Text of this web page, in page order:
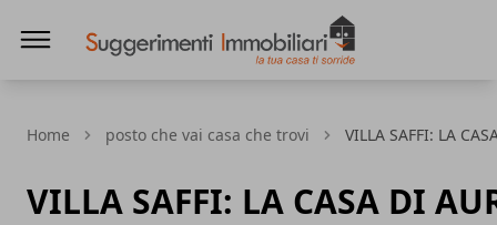
Home posto che vai casa che trovi VILLA SAFFI: LA
VILLA SAFFI: LA CASA DI